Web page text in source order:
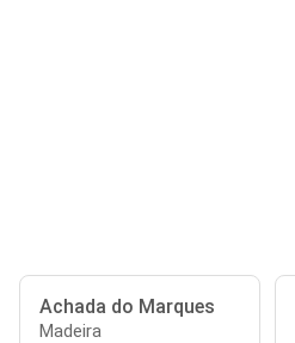
Achada do Marques
Madeira